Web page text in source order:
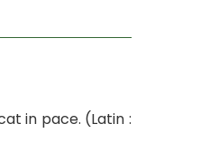
in pace. (Latin :